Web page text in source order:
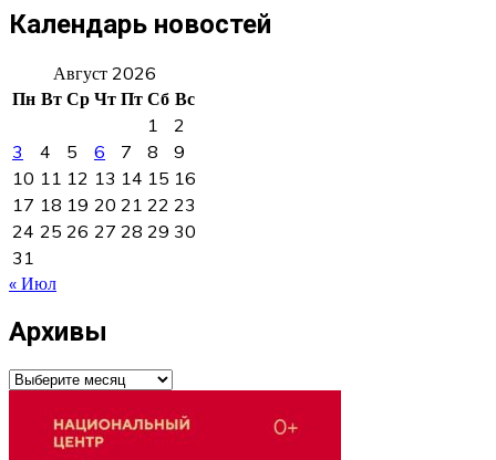
Календарь новостей
Август 2026
Пн Вт Ср Чт Пт Сб Вс
1
2
3
4 5 6 7 8
9
10 11 12 13 14 15 16
17 18 19 20 21 22 23
24 25 26 27 28 29 30
31
« Июл
Архивы
Архивы